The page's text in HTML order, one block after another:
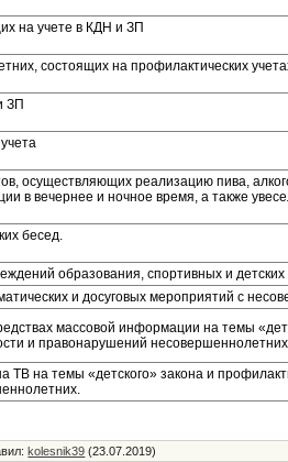
на учете в КДН и ЗП
состоящих на профилактических
ЗП
осуществляющих реализацию пива,
в вечернее и ночное время, а также
бесед.
образования, спортивных и
и досуговых мероприятий с
массовой информации на темы
и правонарушений
ТВ на темы «детского» закона и
:kolesnik39 (23.07.2019)